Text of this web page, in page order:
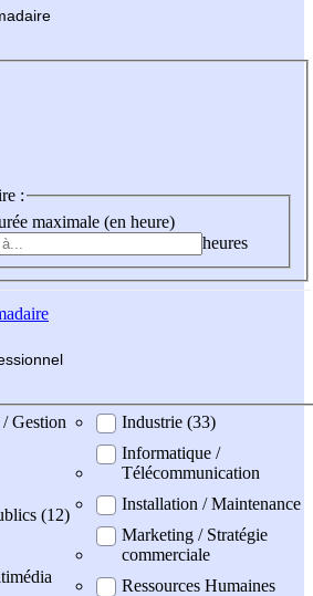
:
maximale (en heure)
heures
Gestion
(12)
Industrie (33)
Informatique /
Télécommunication
Installation / Maintenance
Marketing / Stratégie
commerciale
Ressources Humaines